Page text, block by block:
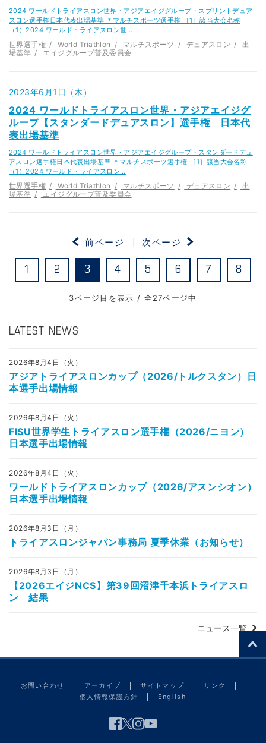
2024 ワールドトライアスロン世界・アジアエイジグループ・スプリントデュア
スロン選手権日本代表出場基準 ＊マルチスポーツ選手権 ［1］該当大会名称
（1）2024 ワールドトライアスロン世…
世界選手権 World Triathlon マルチスポーツ デュアスロン
出
場基準
エイジグループ普及委員会
2023年6月1日（木）
2024 ワールドトライアスロン世界・アジアエイジグ
ループ【スタンダードデュアスロン】選手権 日本代
表出場基準
2024 ワールドトライアスロン世界・アジアエイジグループ・スタンダードデュ
アスロン選手権日本代表出場基準 ＊マルチスポーツ選手権 ［1］該当大会名称
（1）2024 ワールドトライアスロン…
世界選手権 World Triathlon マルチスポーツ デュアスロン
出
場基準
エイジグループ普及委員会
3ページ目を表示 / 全27ページ中
前ページ
1 2 3 4 5 6 7 8
次ページ
LATEST NEWS
2026年8月4日（火）
アジアトライアスロンカップ（2026/トルクスタン）日
本選手出場情報
2026年8月4日（火）
FISU世界学生トライアスロン選手権（2026/ニヨン）
日本選手出場情報
2026年8月4日（火）
ワールドトライアスロンカップ（2026/アスンシオン）
日本選手出場情報
2026年8月3日（月）
トライアスロンジャパン事務局 夏季休業（お知らせ）
2026年8月3日（月）
【2026エイジNCS】第39回沼津千本浜トライアスロ
ン 結果
ニュース一覧
お問い合わせ アーカイブ サイトマップ
リンク
個人情報保護方針
English